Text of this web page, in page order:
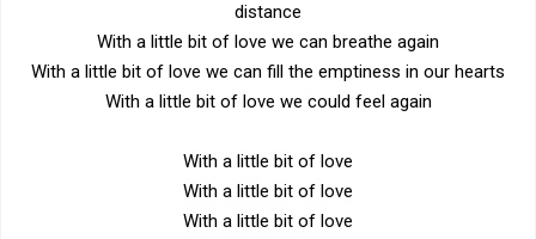
distance
With a little bit of love we can breathe again
With a little bit of love we can fill the emptiness in our hearts
With a little bit of love we could feel again
With a little bit of love
With a little bit of love
With a little bit of love